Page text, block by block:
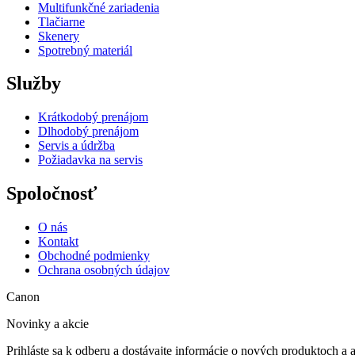
Multifunkčné zariadenia
Tlačiarne
Skenery
Spotrebný materiál
Služby
Krátkodobý prenájom
Dlhodobý prenájom
Servis a údržba
Požiadavka na servis
Spoločnosť
O nás
Kontakt
Obchodné podmienky
Ochrana osobných údajov
Canon
Novinky a akcie
Prihláste sa k odberu a dostávajte informácie o nových produktoch a